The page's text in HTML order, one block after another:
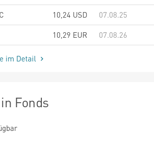
10,24 USD 07.08.25
10,29 EUR 07.08.26
im Detail
Fonds